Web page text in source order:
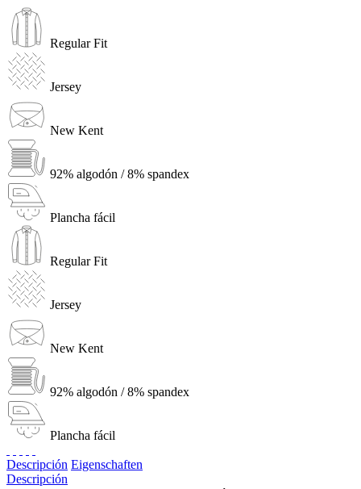
Regular Fit
Jersey
New Kent
92% algodón / 8% spandex
Plancha fácil
Regular Fit
Jersey
New Kent
92% algodón / 8% spandex
Plancha fácil
Descripción Eigenschaften
Descripción